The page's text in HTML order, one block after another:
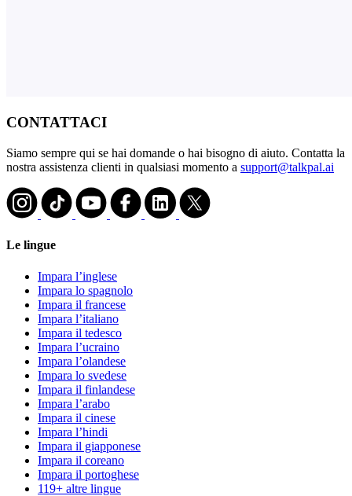
CONTATTACI
Siamo sempre qui se hai domande o hai bisogno di aiuto. Contatta la
nostra assistenza clienti in qualsiasi momento a support@talkpal.ai
Le lingue
Impara l’inglese
Impara lo spagnolo
Impara il francese
Impara l’italiano
Impara il tedesco
Impara l’ucraino
Impara l’olandese
Impara lo svedese
Impara il finlandese
Impara l’arabo
Impara il cinese
Impara l’hindi
Impara il giapponese
Impara il coreano
Impara il portoghese
119+ altre lingue